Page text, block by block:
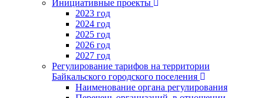
Инициативные проекты
2023 год
2024 год
2025 год
2026 год
2027 год
Регулирование тарифов на территории
Байкальского городского поселения
Наименование органа регулирования